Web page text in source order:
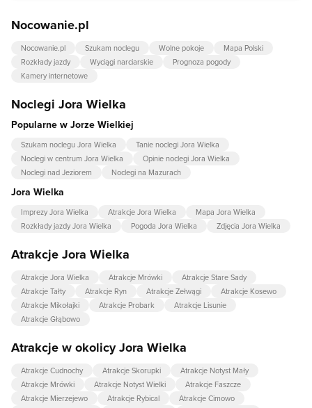
Nocowanie.pl
Nocowanie.pl Szukam noclegu Wolne pokoje
Mapa Polski
Rozkłady jazdy
Wyciągi narciarskie
Prognoza pogody
Kamery internetowe
Noclegi Jora Wielka
Popularne w Jorze Wielkiej
Szukam noclegu Jora Wielka
Tanie noclegi Jora Wielka
Noclegi w centrum Jora Wielka
Opinie noclegi Jora Wielka
Noclegi nad Jeziorem
Noclegi na Mazurach
Jora Wielka
Imprezy Jora Wielka Atrakcje Jora Wielka
Mapa Jora Wielka
Rozkłady jazdy Jora Wielka
Pogoda Jora Wielka Zdjęcia Jora Wielka
Atrakcje Jora Wielka
Atrakcje Jora Wielka Atrakcje Mrówki
Atrakcje Stare Sady
Atrakcje Tałty
Atrakcje Ryn Atrakcje Zełwągi
Atrakcje Kosewo
Atrakcje Mikołajki
Atrakcje Probark
Atrakcje Lisunie
Atrakcje Głąbowo
Atrakcje w okolicy Jora Wielka
Atrakcje Cudnochy Atrakcje Skorupki
Atrakcje Notyst Mały
Atrakcje Mrówki
Atrakcje Notyst Wielki
Atrakcje Faszcze
Atrakcje Mierzejewo
Atrakcje Rybical
Atrakcje Cimowo